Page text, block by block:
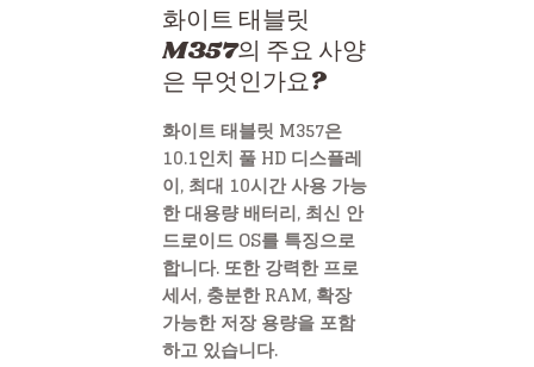
화이트 태블릿
M357의 주요 사양
은 무엇인가요?
화이트 태블릿 M357은
10.1인치 풀 HD 디스플레
이, 최대 10시간 사용 가능
한 대용량 배터리, 최신 안
드로이드 OS를 특징으로
합니다. 또한 강력한 프로
세서, 충분한 RAM, 확장
가능한 저장 용량을 포함
하고 있습니다.